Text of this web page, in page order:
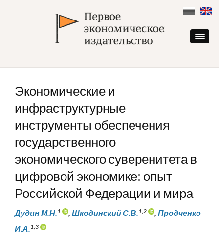
content
Экономические и
инфраструктурные
инструменты обеспечения
государственного
экономического суверенитета в
цифровой экономике: опыт
Российской Федерации и мира
Дудин М.Н.1 , Шкодинский С.В.1,2 , Продченко
И.А.1,3